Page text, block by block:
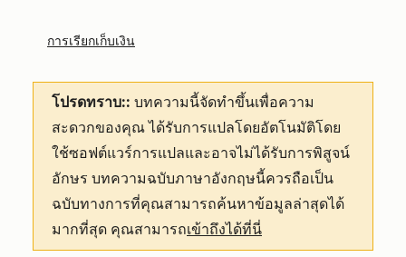
การเรียกเก็บเงิน
โปรดทราบ:: บทความนี้จัดทำขึ้นเพื่อความ
สะดวกของคุณได้รับการแปลโดยอัตโนมัติโดย
ใช้ซอฟต์แวร์การแปลและอาจไม่ได้รับการพิสูจน์
อักษร บทความฉบับภาษาอังกฤษนี้ควรถือเป็น
ฉบับทางการที่คุณสามารถค้นหาข้อมูลล่าสุดได้
มากที่สุด คุณสามารถเข้าถึงได้ที่นี่